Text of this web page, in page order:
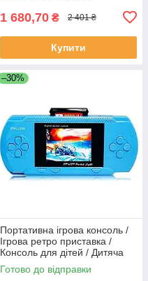
1 680,70 ₴ 2 401 ₴
Купити
–30%
Портативна ігрова консоль /
Ігрова ретро приставка /
Консоль для дітей / Дитяча
ігрова приставка
Готово до відправки